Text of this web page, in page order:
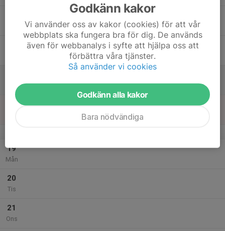
19
Mån
20
Tis
21
Ons
Godkänn kakor
Vi använder oss av kakor (cookies) för att vår
webbplats ska fungera bra för dig. De används
även för webbanalys i syfte att hjälpa oss att
förbättra våra tjänster.
Så använder vi cookies
Godkänn alla kakor
Bara nödvändiga